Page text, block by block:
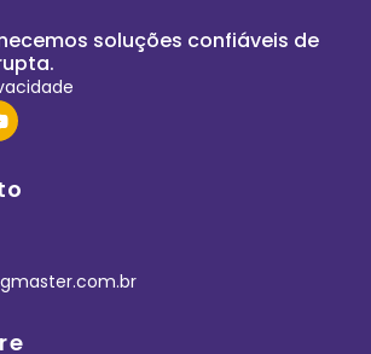
soluções confiáveis de